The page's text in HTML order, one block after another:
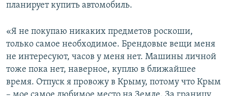
планирует купить автомобиль.
«Я не покупаю никаких предметов роскоши,
только самое необходимое. Брендовые вещи меня
не интересуют, часов у меня нет. Машины личной
тоже пока нет, наверное, куплю в ближайшее
время. Отпуск я провожу в Крыму, потому что Крым